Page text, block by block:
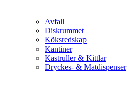
Avfall
Diskrummet
Köksredskap
Kantiner
Kastruller & Kittlar
Dryckes- & Matdispenser